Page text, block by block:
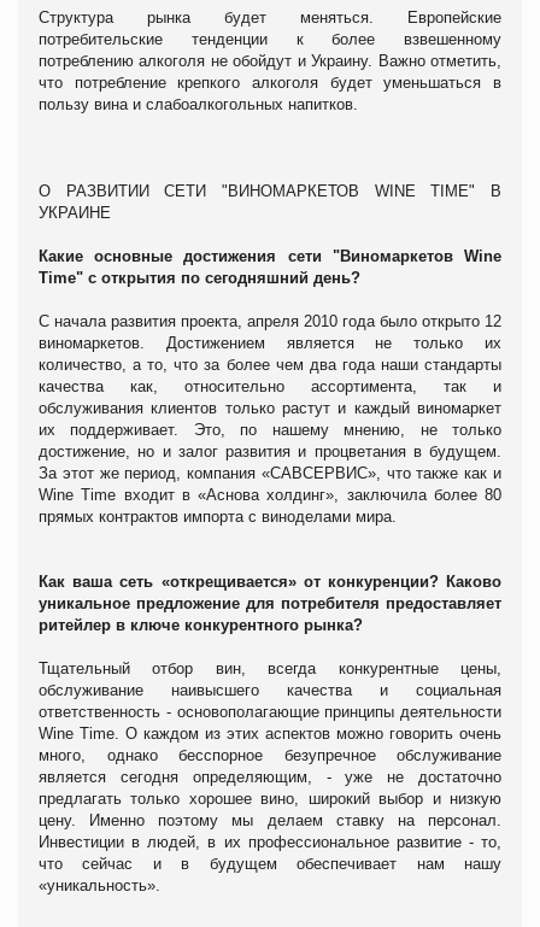
Структура рынка будет меняться. Европейские
потребительские тенденции к более взвешенному
потреблению алкоголя не обойдут и Украину. Важно отметить,
что потребление крепкого алкоголя будет уменьшаться в
пользу вина и слабоалкогольных напитков.
О РАЗВИТИИ СЕТИ "ВИНОМАРКЕТОВ WINE TIME" В
УКРАИНЕ
Какие основные достижения сети "Виномаркетов Wine
Time" с открытия по сегодняшний день?
С начала развития проекта, апреля 2010 года было открыто 12
виномаркетов. Достижением является не только их
количество, а то, что за более чем два года наши стандарты
качества как, относительно ассортимента, так и
обслуживания клиентов только растут и каждый виномаркет
их поддерживает. Это, по нашему мнению, не только
достижение, но и залог развития и процветания в будущем.
За этот же период, компания «САВСЕРВИС», что также как и
Wine Time входит в «Аснова холдинг», заключила более 80
прямых контрактов импорта с виноделами мира.
Как ваша сеть «открещивается» от конкуренции? Каково
уникальное предложение для потребителя предоставляет
ритейлер в ключе конкурентного рынка?
Тщательный отбор вин, всегда конкурентные цены,
обслуживание наивысшего качества и социальная
ответственность - основополагающие принципы деятельности
Wine Time. О каждом из этих аспектов можно говорить очень
много, однако бесспорное безупречное обслуживание
является сегодня определяющим, - уже не достаточно
предлагать только хорошее вино, широкий выбор и низкую
цену. Именно поэтому мы делаем ставку на персонал.
Инвестиции в людей, в их профессиональное развитие - то,
что сейчас и в будущем обеспечивает нам нашу
«уникальность».